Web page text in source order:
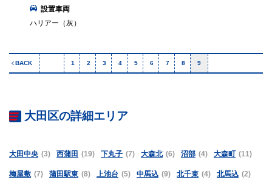
設置車両
ハリアー（灰）
BACK 1 2 3 4 5 6 7 8 9
大田区の詳細エリア
大田中央 (3) 西蒲田 (19) 下丸子 (7) 大森北 (6) 沼部 (4) 大森町 (11)
梅屋敷 (7) 蒲田駅東 (8) 上池台 (5) 中馬込 (9) 北千束 (4) 北馬込 (2)